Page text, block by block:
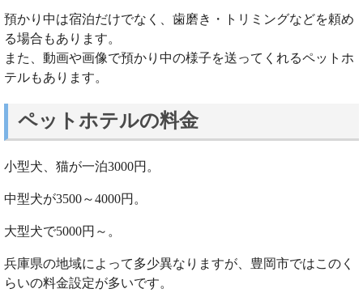
預かり中は宿泊だけでなく、歯磨き・トリミングなどを頼め
る場合もあります。
また、動画や画像で預かり中の様子を送ってくれるペットホ
テルもあります。
ペットホテルの料金
小型犬、猫が一泊3000円。
中型犬が3500～4000円。
大型犬で5000円～。
兵庫県の地域によって多少異なりますが、豊岡市ではこのく
らいの料金設定が多いです。